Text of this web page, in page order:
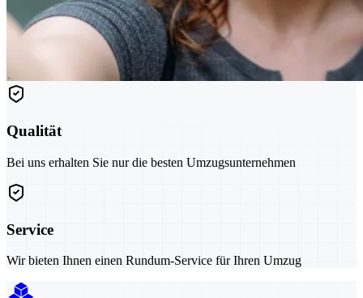
Qualität
Bei uns erhalten Sie nur die besten Umzugsunternehmen
Service
Wir bieten Ihnen einen Rundum-Service für Ihren Umzug